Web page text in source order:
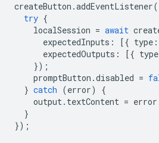
createButton .addEventListener(
try {
localSession = await
expectedInputs : [{ type :
expectedOutputs : [{ type
});
promptButton .disabled =
} catch (error)
{
output. textContent = error
}
});